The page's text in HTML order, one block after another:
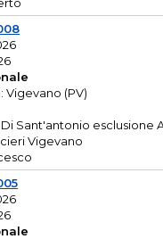
Vigevano (PV)
Di Sant'antonio esclusione
Vigevano